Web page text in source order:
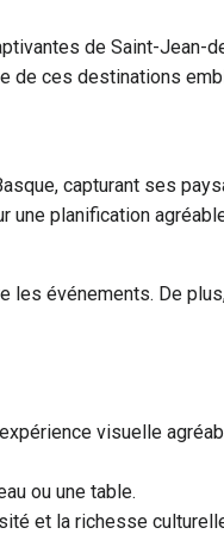
de Saint-Jean-
ces destinations
capturant ses
planification
événements. De
visuelle
ou une table.
et la richesse